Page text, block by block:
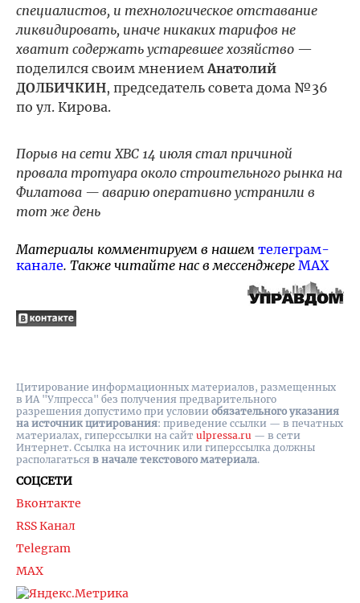
специалистов, и технологическое отставание
ликвидировать, иначе никаких тарифов не
хватит содержать устаревшее хозяйство —
поделился своим мнениемАнатолий
ДОЛБИЧКИН, председатель совета дома №36
по ул. Кирова.
Порыв на сети ХВС 14 июля стал причиной
провала тротуара около строительного рынка на
Филатова — аварию оперативно устранили в
тот же день
Материалы комментируем в нашем телеграм-
канале. Также читайте нас в мессенджере MAX
СОЦСЕТИ
Вконтакте
RSS Канал
Telegram
MAX
Цитирование информационных материалов, размещенных
в ИА "Улпресса" без получения предварительного
разрешения допустимо при условии обязательного указания
на источник цитирования: приведение ссылки — в печатных
материалах, гиперссылки на cайт ulpressa.ru — в сети
Интернет. Ссылка на источник или гиперссылка должны
располагаться в начале текстового материала.